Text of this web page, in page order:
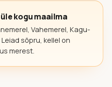
kogu maailma
Vahemerel, Kagu-
sõpru, kellel on
merest.